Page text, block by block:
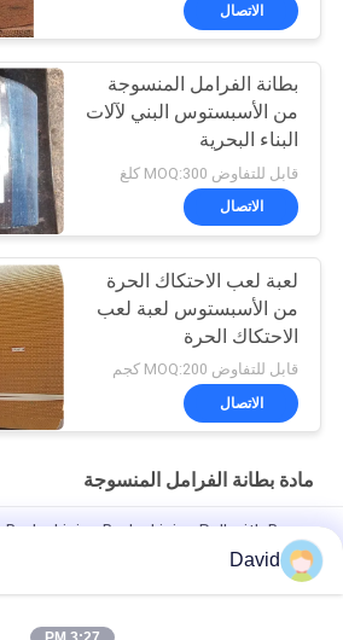
الاتصال
بطانة الفرامل المنسوجة
من الأسبستوس البني لآلات
البناء البحرية
قابل للتفاوض MOQ:300 كلغ
الاتصال
لعبة لعب الاحتكاك الحرة
من الأسبستوس لعبة لعب
الاحتكاك الحرة
قابل للتفاوض MOQ:200 كجم
الاتصال
مادة بطانة الفرامل المنسوجة
Lining Brake Lining Roll with Brass
Wire Inside for Windlass
مادة غطاء الفرامل للسيارات مع النحاس
David